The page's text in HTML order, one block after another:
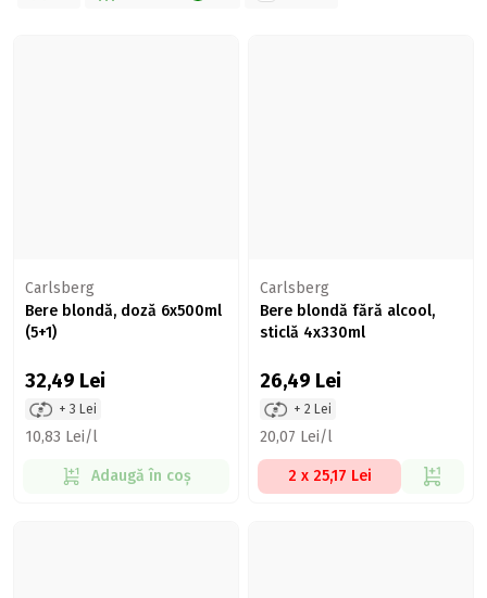
Carlsberg
Bere blondă, doză 6x500ml
(5+1)
32,49 Lei
+ 3 Lei
10,83 Lei/l
Adaugă în coș
Carlsberg
Bere blondă fără alcool,
sticlă 4x330ml
26,49 Lei
+ 2 Lei
20,07 Lei/l
2 x 25,17 Lei